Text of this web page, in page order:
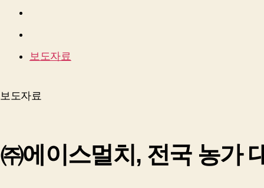
보도자료
보도자료
㈜에이스멀치, 전국 농가